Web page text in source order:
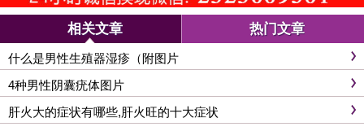
相关文章 热门文章
什么是男性生殖器湿疹（附图片
4种男性阴囊疣体图片
肝火大的症状有哪些,肝火旺的十大症状